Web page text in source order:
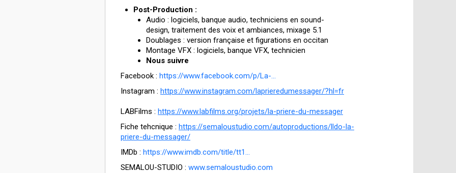
Post-Production :
Audio : logiciels, banque audio, techniciens en sound-
design, traitement des voix et ambiances, mixage 5.1
Doublages : version française et figurations en occitan
Montage VFX : logiciels, banque VFX, technicien
Nous suivre
Facebook : https://www.facebook.com/p/La-...
Instagram : https://www.instagram.com/laprieredumessager/?hl=fr
LABFilms : https://www.labfilms.org/projets/la-priere-du-messager
Fiche tehcnique : https://semaloustudio.com/autoproductions/lldo-la-
priere-du-messager/
IMDb : https://www.imdb.com/title/tt1...
SEMALOU-STUDIO : www.semaloustudio.com